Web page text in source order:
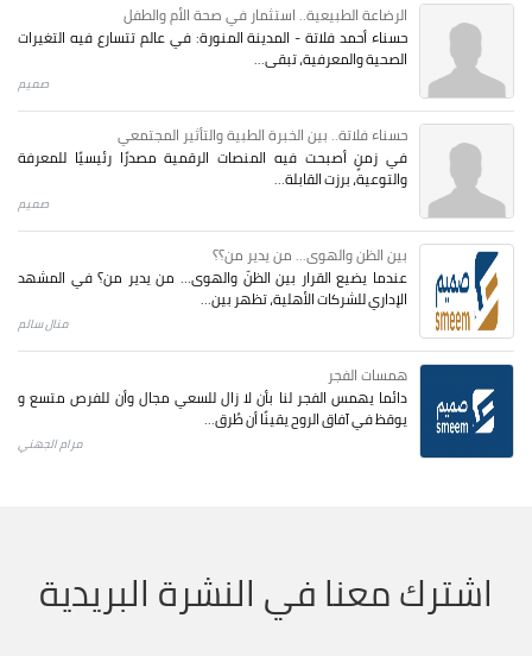
الرضاعة الطبيعية.. استثمار في صحة الأم والطفل
حسناء أحمد فلاتة - المدينة المنورة: في عالم تتسارع فيه التغيرات
الصحية والمعرفية، تبقى...
صميم
حسناء فلاتة.. بين الخبرة الطبية والتأثير المجتمعي
في زمنٍ أصبحت فيه المنصات الرقمية مصدرًا رئيسيًا للمعرفة
والتوعية، برزت القابلة...
صميم
بين الظن والهوى... من يدير من؟؟
عندما يضيع القرار بين الظنّ والهوى… من يدير من؟ في المشهد
الإداري للشركات الأهلية، تظهر بين...
منال سالم
همسات الفجر
دائما يهمس الفجر لنا بأن لا زال للسعي مجال وأن للفرص متسع و
يوقظ في آفاق الروح يقينًا أن طُرق...
مرام الجهني
اشترك معنا في النشرة البريدية